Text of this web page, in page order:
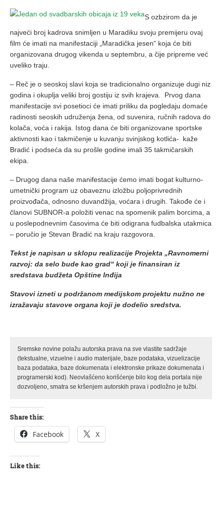
S ozbzirom da je
najveći broj kadrova snimljen u Maradiku svoju premijeru ovaj
film će imati na manifestaciji „Maradička jesen“ koja će biti
organizovana drugog vikenda u septembru, a čije pripreme već
uveliko traju.
– Reč je o seoskoj slavi koja se tradicionalno organizuje dugi niz
godina i okuplja veliki broj gostiju iz svih krajeva. Prvog dana
manifestacije svi posetioci će imati priliku da pogledaju domaće
radinosti seoskih udruženja žena, od suvenira, ručnih radova do
kolača, voća i rakija. Istog dana će biti organizovane sportske
aktivnosti kao i takmičenje u kuvanju svinjskog kotlića- kaže
Bradić i podseća da su prošle godine imali 35 takmičarskih
ekipa.
– Drugog dana naše manifestacije ćemo imati bogat kulturno-
umetnički program uz obaveznu izložbu poljoprivrednih
proizvođača, odnosno duvandžija, voćara i drugih. Takođe će i
članovi SUBNOR-a položiti venac na spomenik palim borcima, a
u poslepodnevnim časovima će biti odigrana fudbalska utakmica
– poručio je Stevan Bradić na kraju razgovora.
Tekst je napisan u sklopu realizacije Projekta „Ravnomerni
razvoj: da selo bude kao grad“ koji je finansiran iz
sredstava budžeta Opštine Inđija
Stavovi izneti u podržanom medijskom projektu nužno ne
izražavaju stavove organa koji je dodelio sredstva.
Sremske novine polažu autorska prava na sve vlastite sadržaje
(tekstualne, vizuelne i audio materijale, baze podataka, vizuelizacije
baza podataka, baze dokumenata i elektronske prikaze dokumenata i
programerski kod). Neovlašćeno korišćenje bilo kog dela portala nije
dozvoljeno, smatra se kršenjem autorskih prava i podložno je tužbi.
Share this:
Facebook X
Like this: